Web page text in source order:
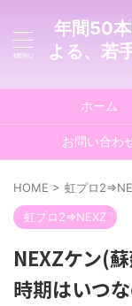
年間50
よる、若
ホーム
お問い合わ
HOME > 虹プロ
虹プロ2⇒NEXZ
NEXZケン(
時期はいつ